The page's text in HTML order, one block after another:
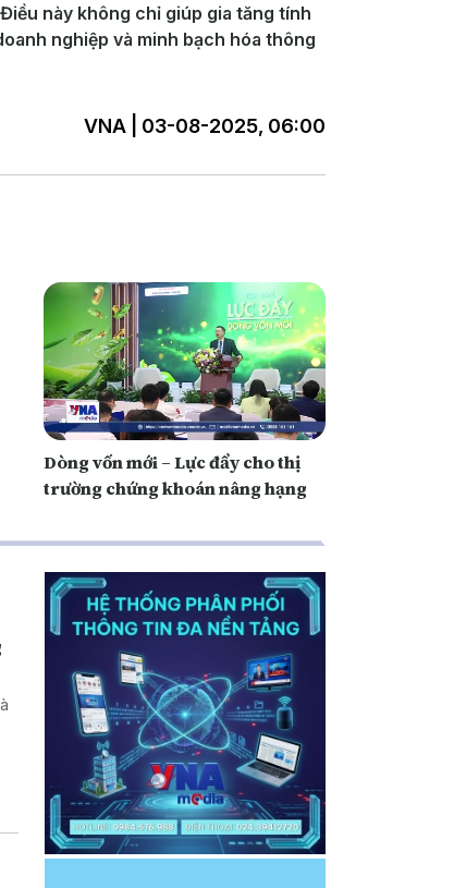
này không chỉ giúp gia tăng tính
nghiệp và minh bạch hóa thông
VNA | 03-08-2025, 06:00
Dòng vốn mới – Lực đẩy cho thị
trường chứng khoán nâng hạng